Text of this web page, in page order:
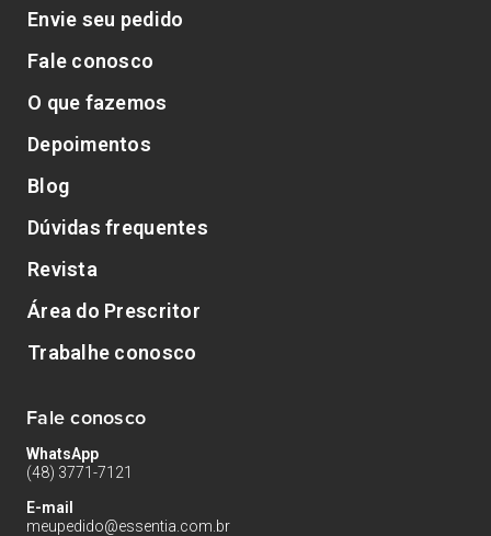
Envie seu pedido
Fale conosco
O que fazemos
Depoimentos
Blog
Dúvidas frequentes
Revista
Área do Prescritor
Trabalhe conosco
Fale conosco
WhatsApp
(48) 3771-7121
E-mail
meupedido@essentia.com.br